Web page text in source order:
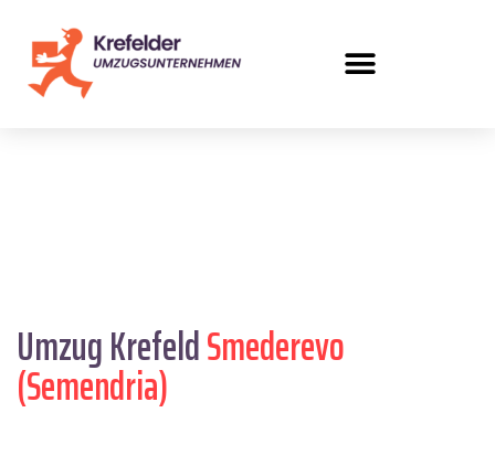
Umzug KrefeldSmederevo
(Semendria)